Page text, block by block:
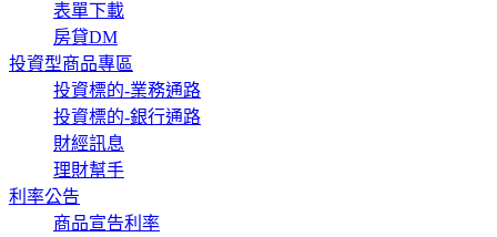
表單下載
房貸DM
投資型商品專區
投資標的-業務通路
投資標的-銀行通路
財經訊息
理財幫手
利率公告
商品宣告利率